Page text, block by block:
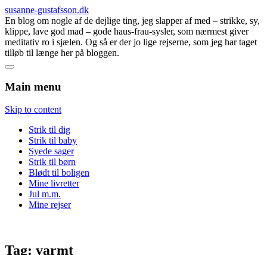
susanne-gustafsson.dk
En blog om nogle af de dejlige ting, jeg slapper af med – strikke, sy,
klippe, lave god mad – gode haus-frau-sysler, som nærmest giver
meditativ ro i sjælen. Og så er der jo lige rejserne, som jeg har taget
tilløb til længe her på bloggen.
Main menu
Skip to content
Strik til dig
Strik til baby
Syede sager
Strik til børn
Blødt til boligen
Mine livretter
Jul m.m.
Mine rejser
Tag: varmt